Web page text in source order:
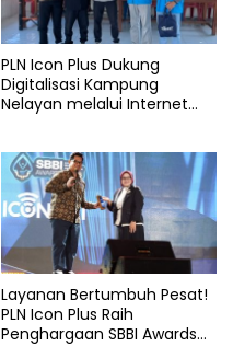
PLN Icon Plus Dukung
Digitalisasi Kampung
Nelayan melalui Internet
Layanan Bertumbuh Pesat!
PLN Icon Plus Raih
Penghargaan SBBI Awards